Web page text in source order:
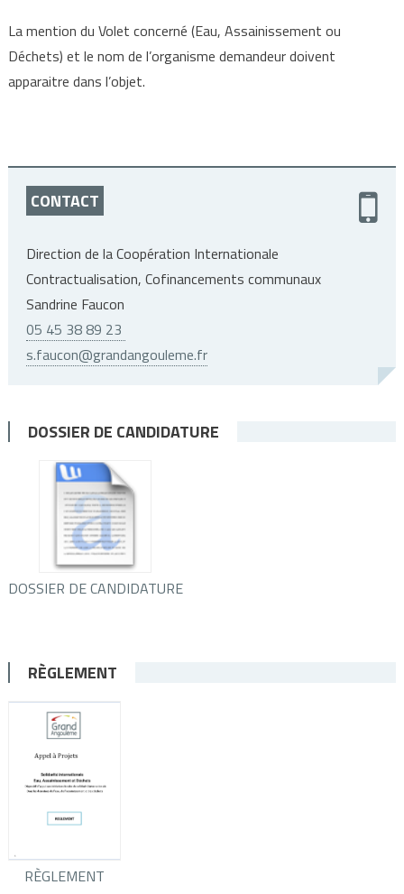
La mention du Volet concerné (Eau, Assainissement ou
Déchets) et le nom de l’organisme demandeur doivent
apparaitre dans l’objet.
CONTACT
Direction de la Coopération Internationale
Contractualisation, Cofinancements communaux
Sandrine Faucon
05 45 38 89 23
s.faucon@grandangouleme.fr
DOSSIER DE CANDIDATURE
DOSSIER DE CANDIDATURE
RÈGLEMENT
RÈGLEMENT